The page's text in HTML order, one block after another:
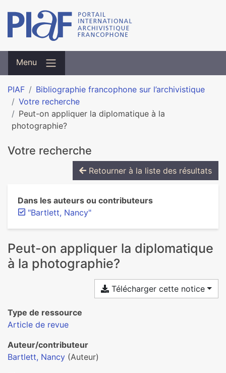
Menu
PIAF
Bibliographie francophone sur l’archivistique
Votre recherche
Peut-on appliquer la diplomatique à la
photographie?
Votre recherche
Retourner à la liste des résultats
Dans les auteurs ou contributeurs
"Bartlett, Nancy"
Peut-on appliquer la diplomatique
à la photographie?
Télécharger cette notice
Type de ressource
Article de revue
Auteur/contributeur
Bartlett, Nancy (Auteur)